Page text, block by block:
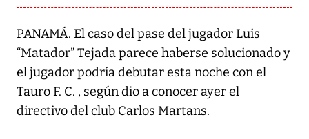
PANAMÁ. El caso del pase del jugador Luis
“Matador” Tejada parece haberse solucionado y
el jugador podría debutar esta noche con el
Tauro F. C. , según dio a conocer ayer el
directivo del club Carlos Martans.